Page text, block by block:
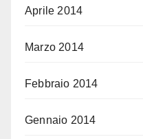
Aprile 2014
Marzo 2014
Febbraio 2014
Gennaio 2014